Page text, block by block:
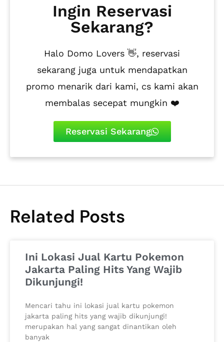
Ingin Reservasi
Sekarang?
Halo Domo Lovers 👋, reservasi
sekarang juga untuk mendapatkan
promo menarik dari kami, cs kami akan
membalas secepat mungkin ❤️
Reservasi Sekarang
Related Posts
Ini Lokasi Jual Kartu Pokemon
Jakarta Paling Hits Yang Wajib
Dikunjungi!
Mencari tahu ini lokasi jual kartu pokemon
jakarta paling hits yang wajib dikunjungi!
merupakan hal yang sangat dinantikan oleh
banyak